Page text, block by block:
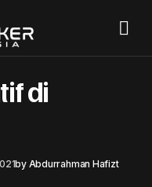
di
by Abdurrahman Hafizt